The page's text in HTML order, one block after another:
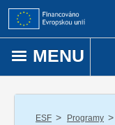
Přejít k obsahu
MENU
ESF / Programy /